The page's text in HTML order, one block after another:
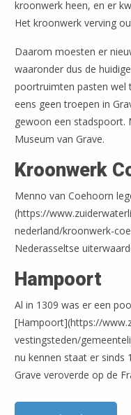
kroonwerk heen, en er
Het kroonwerk verving
Daarom moesten er
waaronder dus de
poortruimten pasten wel
eens geen troepen in
gewoon een stadspoort.
Museum van Grave.
Kroonwerk
Menno van Coehoorn
(https://
nederland/kroonwerk-
Nederasseltse
Hampoort
Al in 1309 was er een
[Hampoort](https://
vestingsteden/
nu kennen staat er sinds
Grave veroverde op de